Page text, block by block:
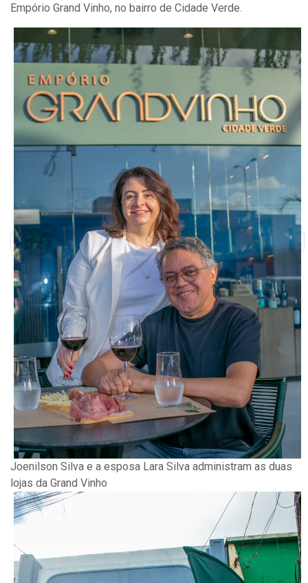
Empório Grand Vinho, no bairro de Cidade Verde.
Joenilson Silva e a esposa Lara Silva administram as duas
lojas da Grand Vinho